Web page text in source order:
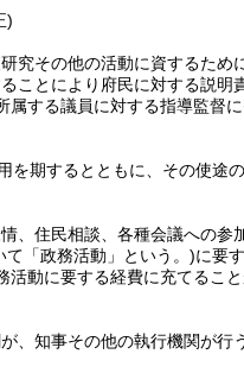
)
究その他の活動に資するため
とにより府民に対する説明
する議員に対する指導監督に
を期するとともに、その使途
住民相談、各種会議への参
て「政務活動」という。)に要
活動に要する経費に充てること
、知事その他の執行機関が行